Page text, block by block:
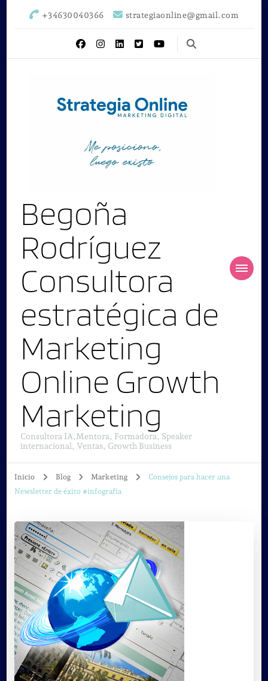
+34630040366 strategiaonline@gmail.com
Begoña
Rodríguez
Consultora
estratégica de
Marketing
Online Growth
Marketing
Consultora IA,Mentora, Formadora, Speaker
internacional, Ventas, Growth Business
Inicio Blog Marketing
Consejos para hacer una
Newsletter de éxito #infografía